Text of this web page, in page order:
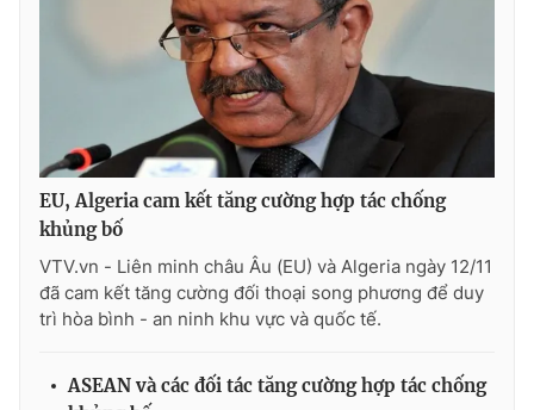
VTV Thể thao
Bất động sản
Thị trường 24h Tấm lòng Việt
VTV4
VTV9 VTV8
EU, Algeria cam kết tăng cường hợp tác chống
khủng bố
VTV.vn - Liên minh châu Âu (EU) và Algeria ngày 12/11
đã cam kết tăng cường đối thoại song phương để duy
trì hòa bình - an ninh khu vực và quốc tế.
ASEAN và các đối tác tăng cường hợp tác chống